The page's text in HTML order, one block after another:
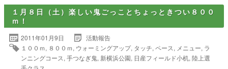
１月８日（土）楽しい鬼ごっことちょっときつい８００
ｍ！
2011年01月9日
活動報告
１００ｍ, ８００ｍ, ウォーミングアップ, タッチ, ペース, メニュー, ラ
ンニングコース, 手つなぎ鬼, 新横浜公園, 日産フィールド小机, 陸上選